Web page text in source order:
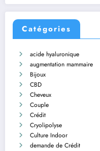
Catégories
acide hyaluronique
augmentation mammaire
Bijoux
CBD
Cheveux
Couple
Crédit
Cryolipolyse
Culture Indoor
demande de Crédit